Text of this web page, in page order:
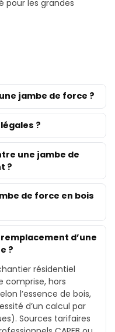
les grandes
jambe de force ?
?
une jambe de
?
de force en bois
d’une
?
résidentiel
comprise, hors
l’essence de bois,
d’un calcul par
Sources tarifaires